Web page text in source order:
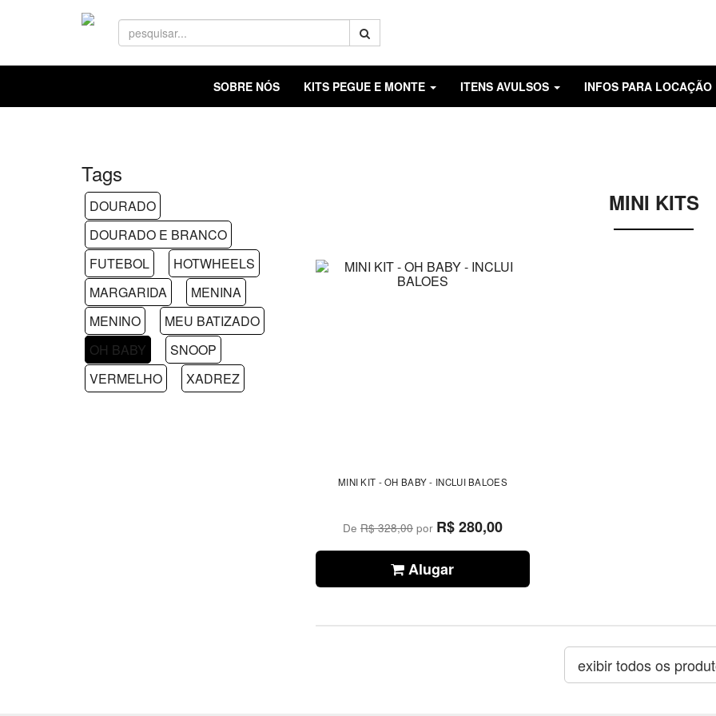
SOBRE NÓS KITS PEGUE E MONTE ITENS AVULSOS INFOS PARA LOCAÇÃO
Tags
DOURADO
DOURADO E BRANCO
FUTEBOL
HOTWHEELS
MARGARIDA
MENINA
MENINO
MEU BATIZADO
OH BABY
SNOOP
VERMELHO
XADREZ
MINI KITS
MINI KIT - OH BABY - INCLUI BALOES
De R$ 328,00por R$ 280,00
Alugar
exibir todos os